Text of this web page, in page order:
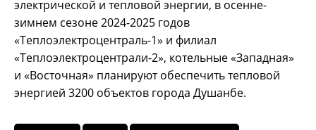
электрической и тепловой энергии, в осенне-
зимнем сезоне 2024-2025 годов
«Теплоэлектроцентраль-1» и филиал
«Теплоэлектроцентрали-2», котельные «Западная»
и «Восточная» планируют обеспечить тепловой
энергией 3200 объектов города Душанбе.